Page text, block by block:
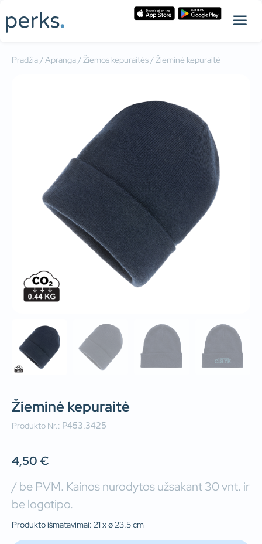
Pradžia/Apranga/Žiemos kepuraitės/ Žieminė kepuraitė
Žieminė kepuraitė
Produkto Nr.: P453.3425
4,50€
/ be PVM. Kainos nurodytos užsakant 30 vnt. ir
be logotipo.
Produkto išmatavimai: 21 x ø 23.5 cm